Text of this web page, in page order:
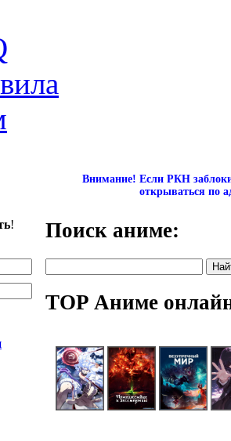
!
Внимание! Если РКН
открываться по
Поиск аниме:
TOP Аниме